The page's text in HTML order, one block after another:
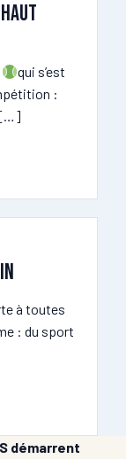
qui s’est
:
[…]
à toutes
: du sport
démarrent